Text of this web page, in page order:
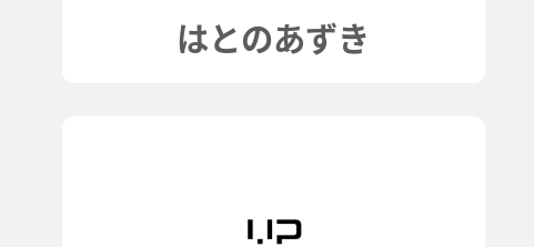
はとのあずき